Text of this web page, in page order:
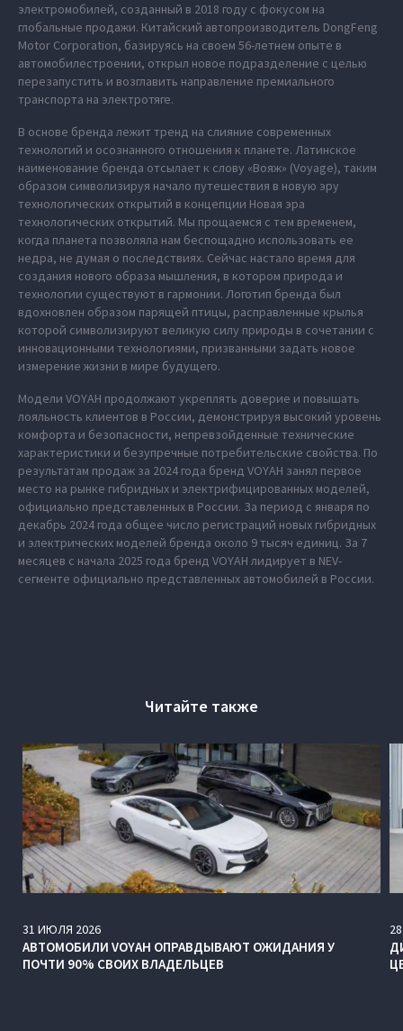
электромобилей, созданный в 2018 году с фокусом на
глобальные продажи. Китайский автопроизводитель DongFeng
Motor Corporation, базируясь на своем 56-летнем опыте в
автомобилестроении, открыл новое подразделение с целью
перезапустить и возглавить направление премиального
транспорта на электротяге.
В основе бренда лежит тренд на слияние современных
технологий и осознанного отношения к планете. Латинское
наименование бренда отсылает к слову «Вояж» (Voyage), таким
образом символизируя начало путешествия в новую эру
технологических открытий в концепции Новая эра
технологических открытий. Мы прощаемся с тем временем,
когда планета позволяла нам беспощадно использовать ее
недра, не думая о последствиях. Сейчас настало время для
создания нового образа мышления, в котором природа и
технологии существуют в гармонии. Логотип бренда был
вдохновлен образом парящей птицы, расправленные крылья
которой символизируют великую силу природы в сочетании с
инновационными технологиями, призванными задать новое
измерение жизни в мире будущего.
Модели VOYAH продолжают укреплять доверие и повышать
лояльность клиентов в России, демонстрируя высокий уровень
комфорта и безопасности, непревзойденные технические
характеристики и безупречные потребительские свойства. По
результатам продаж за 2024 года бренд VOYAH занял первое
место на рынке гибридных и электрифицированных моделей,
официально представленных в России. За период с января по
декабрь 2024 года общее число регистраций новых гибридных
и электрических моделей бренда около 9 тысяч единиц. За 7
месяцев с начала 2025 года бренд VOYAH лидирует в NEV-
сегменте официально представленных автомобилей в России.
Читайте также
31 ИЮЛЯ 2026
АВТОМОБИЛИ VOYAH ОПРАВДЫВАЮТ ОЖИДАНИЯ У
ПОЧТИ 90% СВОИХ ВЛАДЕЛЬЦЕВ
28